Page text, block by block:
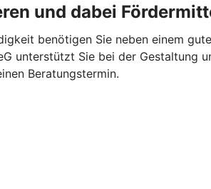
und dabei
benötigen Sie neben einem
unterstützt Sie bei der Gestaltung
Beratungstermin.